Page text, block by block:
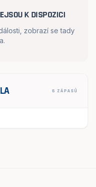
K DISPOZICI
zobrazí se tady
6 ZÁPASŮ